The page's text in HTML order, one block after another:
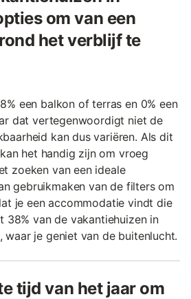
om van een
het verblijf te
een balkon of terras en 0% een
dat vertegenwoordigt niet de
kan dus variëren. Als dit
het handig zijn om vroeg
zoeken van een ideale
gebruikmaken van de filters om
je een accommodatie vindt die
38% van de vakantiehuizen in
waar je geniet van de buitenlucht.
tijd van het jaar om